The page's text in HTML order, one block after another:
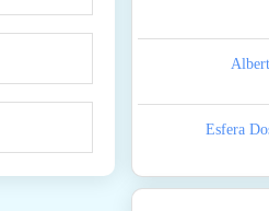
Esfera